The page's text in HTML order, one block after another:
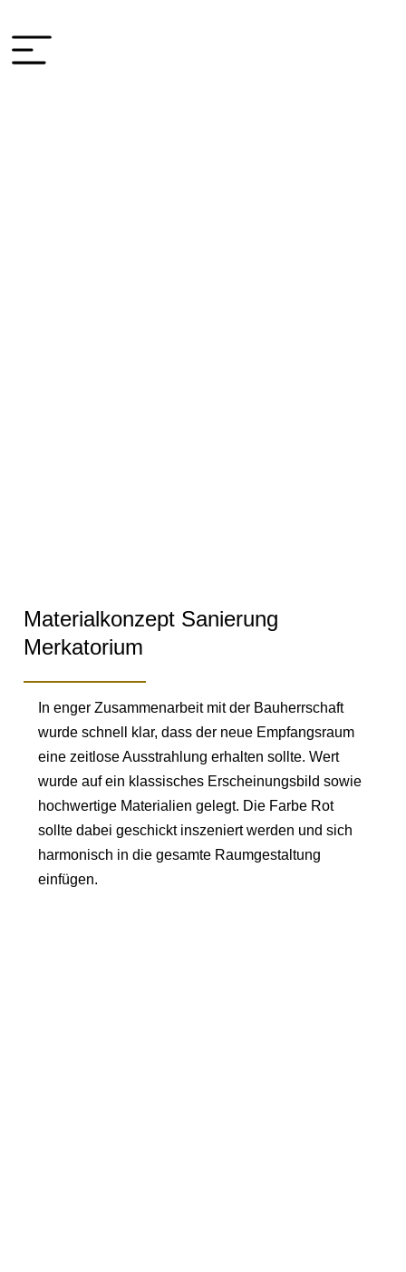
Materialkonzept Sanierung
Merkatorium
In enger Zusammenarbeit mit der Bauherrschaft
wurde schnell klar, dass der neue Empfangsraum
eine zeitlose Ausstrahlung erhalten sollte. Wert
wurde auf ein klassisches Erscheinungsbild sowie
hochwertige Materialien gelegt. Die Farbe Rot
sollte dabei geschickt inszeniert werden und sich
harmonisch in die gesamte Raumgestaltung
einfügen.